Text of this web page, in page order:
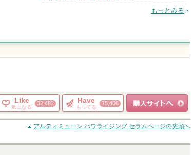
もっとみる
Like
気になる
32,482 Have
もってる
75,406
ショッピングサイト
へ
アルティミューン パワライジング セラムページの先頭へ